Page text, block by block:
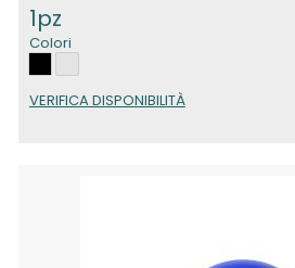
1pz
Colori
VERIFICA DISPONIBILITÀ